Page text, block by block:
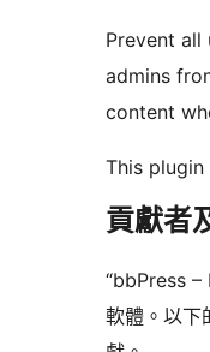
Prevent all
admins
content
This plugin
貢獻者
“bbPress –
軟體。以下